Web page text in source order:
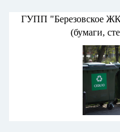
ГУПП "Березовское
(бумаги,